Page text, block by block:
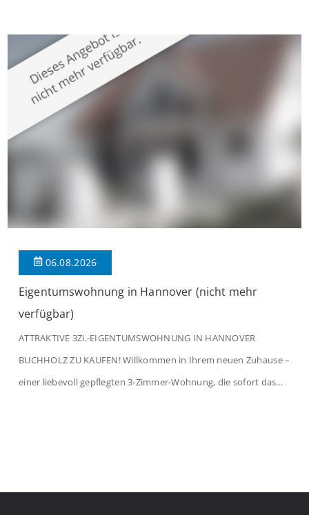
großzügige Räume und eine hochwertige Ausstattung, die
modernen Wohnkomfort mit einem stilvollen Ambiente
verbindet. Der […]
06.08.2026
Eigentumswohnung in Hannover (nicht mehr
verfügbar)
ATTRAKTIVE 3Zi.-EIGENTUMSWOHNUNG IN HANNOVER
BUCHHOLZ ZU KAUFEN! Willkommen in Ihrem neuen Zuhause –
einer liebevoll gepflegten 3-Zimmer-Wohnung, die sofort das